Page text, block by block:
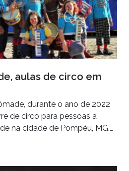
aulas de circo em
durante o ano de 2022
de circo para pessoas a
na cidade de Pompéu, MG.…